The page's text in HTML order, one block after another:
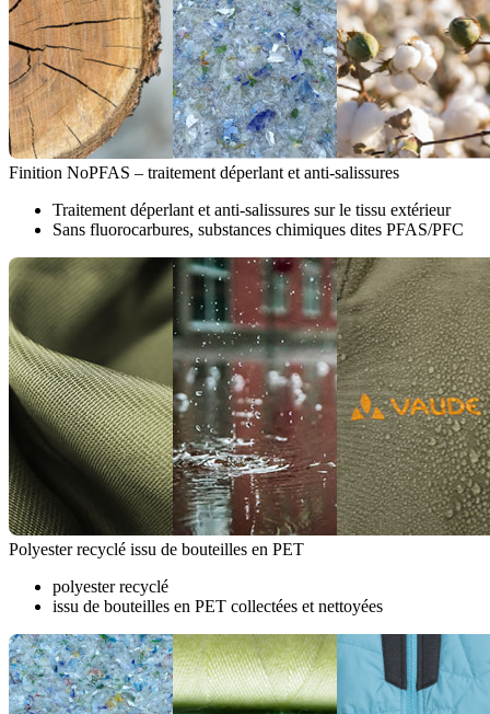
Finition NoPFAS – traitement déperlant et anti-salissures
Traitement déperlant et anti-salissures sur le tissu extérieur
Sans fluorocarbures, substances chimiques dites PFAS/PFC
Polyester recyclé issu de bouteilles en PET
polyester recyclé
issu de bouteilles en PET collectées et nettoyées